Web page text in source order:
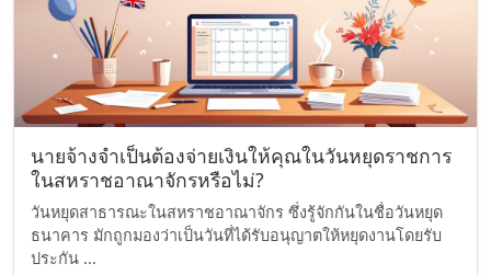
นายจ้างจำเป็นต้องจ่ายเงินให้คุณในวันหยุดราชการ
ในสหราชอาณาจักรหรือไม่?
วันหยุดสาธารณะในสหราชอาณาจักร ซึ่งรู้จักกันในชื่อวันหยุด
ธนาคาร มักถูกมองว่าเป็นวันที่ได้รับอนุญาตให้หยุดงานโดยรับ
ประกัน ...